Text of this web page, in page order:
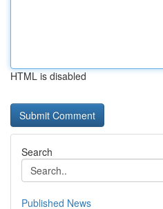
HTML is disabled
Search
Published News